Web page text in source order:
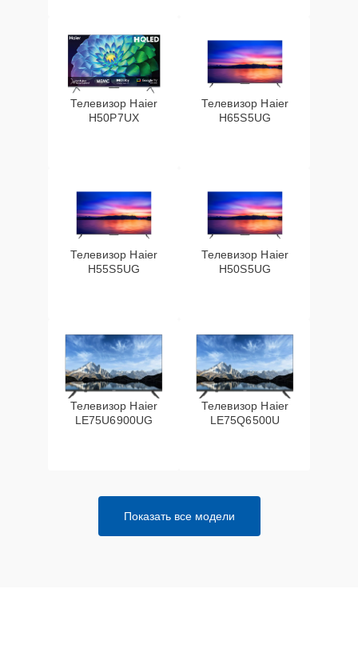
Телевизор Haier
H50P7UX
Телевизор Haier
H65S5UG
Телевизор Haier
H55S5UG
Телевизор Haier
H50S5UG
Телевизор Haier
LE75U6900UG
Телевизор Haier
LE75Q6500U
Показать все модели